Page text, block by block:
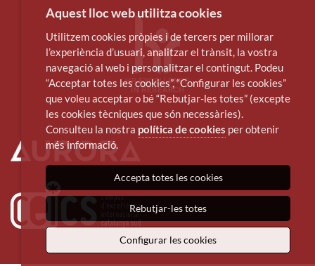
Aquest lloc web utilitza cookies
Utilitzem cookies pròpies i de tercers per millorar
l’experiència d’usuari, analitzar el trànsit, la vostra
navegació al web i personalitzar el contingut. Podeu
“Acceptar totes les cookies”, “Configurar les cookies”
que voleu acceptar o bé “Rebutjar-les totes” (excepte
les cookies tècniques que són necessàries).
Consulteu la nostra política de cookies per obtenir
més informació.
Accepta totes les cookies
Rebutjar-les totes
Configurar les cookies